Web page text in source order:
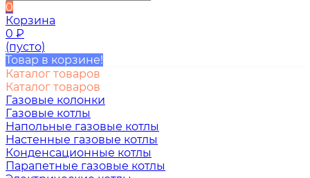
0
Корзина
0 ₽
(пусто)
Товар в корзине!
Каталог товаров
Каталог товаров
Газовые колонки
Газовые котлы
Напольные газовые котлы
Настенные газовые котлы
Конденсационные котлы
Парапетные газовые котлы